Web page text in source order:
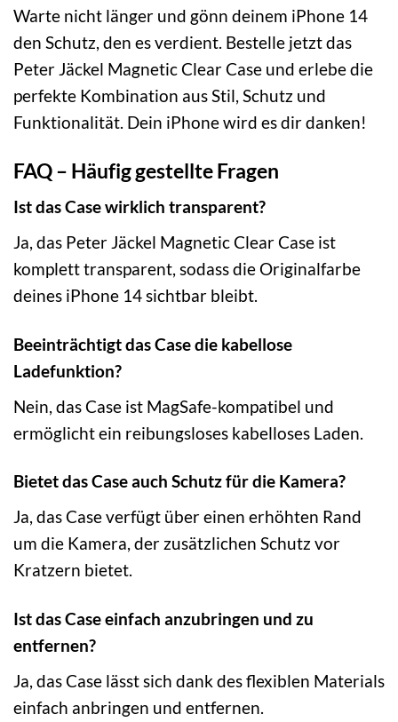
Warte nicht länger und gönn deinem iPhone 14
den Schutz, den es verdient. Bestelle jetzt das
Peter Jäckel Magnetic Clear Case und erlebe die
perfekte Kombination aus Stil, Schutz und
Funktionalität. Dein iPhone wird es dir danken!
FAQ – Häufig gestellte Fragen
Ist das Case wirklich transparent?
Ja, das Peter Jäckel Magnetic Clear Case ist
komplett transparent, sodass die Originalfarbe
deines iPhone 14 sichtbar bleibt.
Beeinträchtigt das Case die kabellose
Ladefunktion?
Nein, das Case ist MagSafe-kompatibel und
ermöglicht ein reibungsloses kabelloses Laden.
Bietet das Case auch Schutz für die Kamera?
Ja, das Case verfügt über einen erhöhten Rand
um die Kamera, der zusätzlichen Schutz vor
Kratzern bietet.
Ist das Case einfach anzubringen und zu
entfernen?
Ja, das Case lässt sich dank des flexiblen Materials
einfach anbringen und entfernen.